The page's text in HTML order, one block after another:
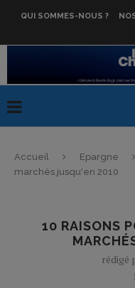
QUI SOMMES-NOUS ?
Accueil Epargne
marchés jusqu'en 2010
10 RAISONS
rédigé